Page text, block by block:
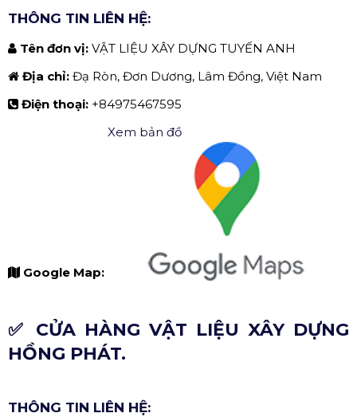
THÔNG TIN LIÊN HỆ:
Tên đơn vị: VẬT LIỆU XÂY DỰNG TUYẾN ANH
Địa chỉ: Đạ Ròn, Đơn Dương, Lâm Đồng, Việt Nam
Điện thoại: +84975467595
Google Map:
Xem bản đồ
✅ CỬA HÀNG VẬT LIỆU XÂY DỰNG
HỒNG PHÁT.
THÔNG TIN LIÊN HỆ: